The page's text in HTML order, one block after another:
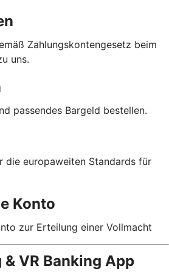
Zahlungskontengesetz beim
uns.
passendes Bargeld bestellen.
die europaweiten Standards für
Konto
zur Erteilung einer Vollmacht
VR Banking App